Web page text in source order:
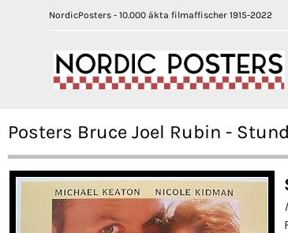
NordicPosters - 10.000 äkta filmaffischer 1915-2022
Posters Bruce Joel Rubin -